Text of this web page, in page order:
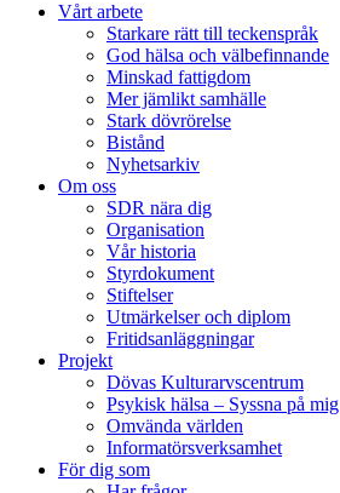
Vårt arbete
Starkare rätt till teckenspråk
God hälsa och välbefinnande
Minskad fattigdom
Mer jämlikt samhälle
Stark dövrörelse
Bistånd
Nyhetsarkiv
Om oss
SDR nära dig
Organisation
Vår historia
Styrdokument
Stiftelser
Utmärkelser och diplom
Fritidsanläggningar
Projekt
Dövas Kulturarvscentrum
Psykisk hälsa – Syssna på mig
Omvända världen
Informatörsverksamhet
För dig som